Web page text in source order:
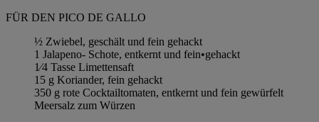
FÜR DEN PICO DE GALLO
½ Zwiebel, geschält und fein gehackt
1 Jalapeno- Schote, entkernt und fein•gehackt
1⁄4 Tasse Limettensaft
15 g Koriander, fein gehackt
350 g rote Cocktailtomaten, entkernt und fein gewürfelt
Meersalz zum Würzen